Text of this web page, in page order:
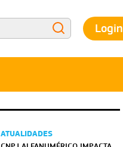
Login
ATUALIDADES